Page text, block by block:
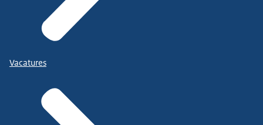
Vacatures